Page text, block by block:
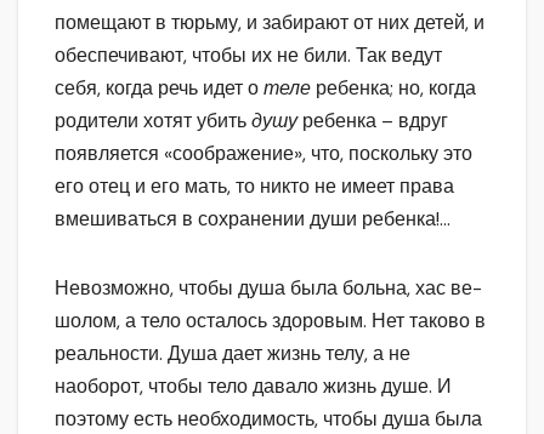
помещают в тюрьму, и забирают от них детей, и
обеспечивают, чтобы их не били. Так ведут
себя, когда речь идет отеле ребенка; но, когда
родители хотят убитьдушуребенка – вдруг
появляется «соображение», что, поскольку это
его отец и его мать, то никто не имеет права
вмешиваться в сохранении души ребенка!…
Невозможно, чтобы душа была больна, хас ве-
шолом, а тело осталось здоровым. Нет таково в
реальности. Душа дает жизнь телу, а не
наоборот, чтобы тело давало жизнь душе. И
поэтому есть необходимость, чтобы душа была